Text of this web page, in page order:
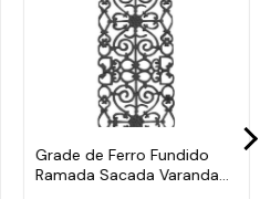
Grade de Ferro Fundido
Ramada Sacada Varanda